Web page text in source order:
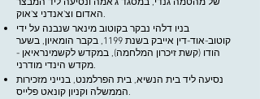
של מהטמה גנדי, במסגד ג'אמה ונסיעה ליד המבצר
האדום וצ'אנדני צ'אוק.
בניו דלהי נבקר בקוטוב מינאר שנבנה על ידי
קוטוב-אוד-דין אייבק בשנת 1199, בקבר הומאיון, בשער
הודו (קשת זיכרון המלחמה), במקדש לקשמינראיאן -
מקדש הינדי מודרני.
נסיעה ליד בית הנשיא, בית הפרלמנט, בנייני מזכירות
הממשלה וקניון קונאט פלייס.